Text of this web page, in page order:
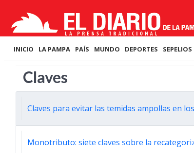
INICIO LA PAMPA PAÍS MUNDO DEPORTES SEPELIOS
Claves
Claves para evitar las temidas ampollas en
Monotributo: siete claves sobre la